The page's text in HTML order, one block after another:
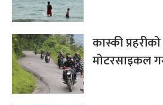
कास्की
मोटरसाइकल